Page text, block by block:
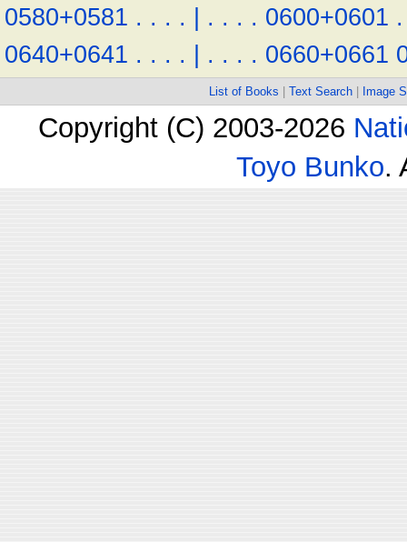
0580+0581 . . . . | . . . . 0600+0601 .
0640+0641 . . . . | . . . . 0660+0661
List of Books Text Search Image
Copyright (C) 2003-2026
Toyo Bunko.